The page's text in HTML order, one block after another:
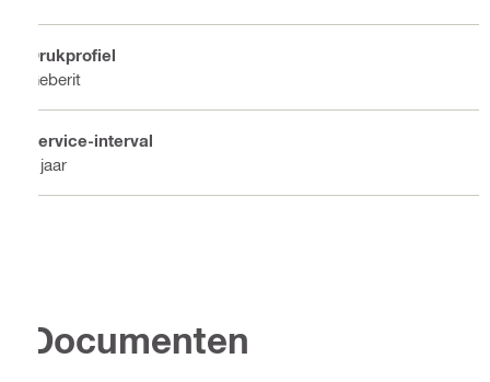
Drukprofiel
Geberit
Service-interval
1 jaar
Documenten